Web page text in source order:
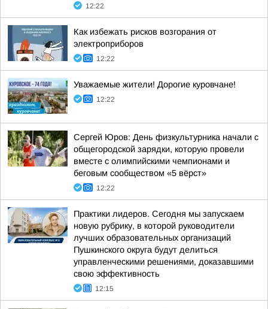
12:22
Как избежать рисков возгорания от
электроприборов
12:22
Уважаемые жители! Дорогие куровчане!
12:22
Сергей Юров: День физкультурника начали с
общегородской зарядки, которую провели
вместе с олимпийскими чемпионами и
беговым сообществом «5 вёрст»
12:22
Практики лидеров. Сегодня мы запускаем
новую рубрику, в которой руководители
лучших образовательных организаций
Пушкинского округа будут делиться
управленческими решениями, доказавшими
свою эффективность
12:15